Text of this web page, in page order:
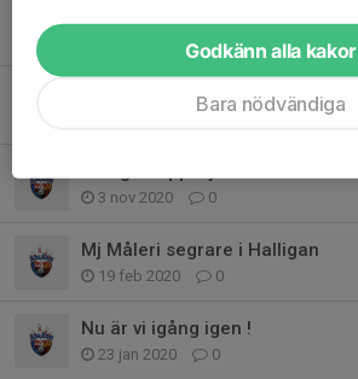
0
Äntligen uppstart av halligan!
3 nov 2020 0
Mj Måleri segrare i Halligan
19 feb 2020 0
Nu är vi igång igen !
23 jan 2020 0
Godkänn alla kakor
Bara nödvändiga